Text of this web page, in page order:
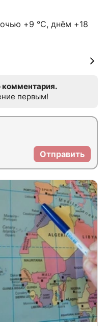
+9 °C, днём +18
комментария.
первым!
Отправить